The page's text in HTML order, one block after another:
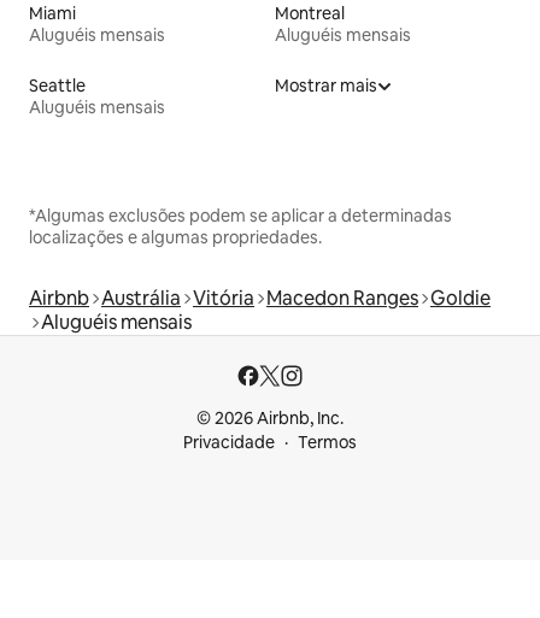
Miami
Aluguéis mensais
Montreal
Aluguéis mensais
Seattle
Aluguéis mensais
Mostrar mais
*Algumas exclusões podem se aplicar a determinadas
localizações e algumas propriedades.
Airbnb Austrália Vitória Macedon Ranges Goldie
Aluguéis mensais
© 2026 Airbnb, Inc.
Privacidade
Termos